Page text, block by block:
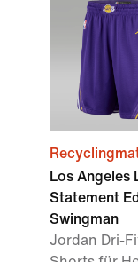
Los Angeles
Statement
Swingman
Jordan Dri-